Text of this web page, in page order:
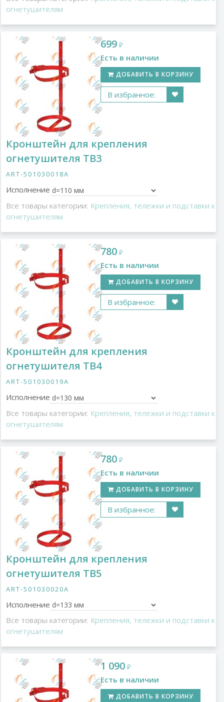
огнетушителям
699 ₽
Есть в наличии
ДОБАВИТЬ В КОРЗИНУ
В избранное:
Кронштейн для крепления
огнетушителя ТВ3
ART-501030018A
Исполнение
Все товары категории: Крепления, тележки и подставки к
огнетушителям
780 ₽
Есть в наличии
ДОБАВИТЬ В КОРЗИНУ
В избранное:
Кронштейн для крепления
огнетушителя ТВ4
ART-501030019A
Исполнение
Все товары категории: Крепления, тележки и подставки к
огнетушителям
780 ₽
Есть в наличии
ДОБАВИТЬ В КОРЗИНУ
В избранное:
Кронштейн для крепления
огнетушителя ТВ5
ART-501030020A
Исполнение
Все товары категории: Крепления, тележки и подставки к
огнетушителям
1 090 ₽
Есть в наличии
ДОБАВИТЬ В КОРЗИНУ